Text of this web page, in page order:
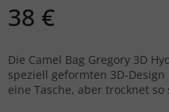
38 €
Die Camel Bag Gregory 3D
speziell geformten 3D-
eine Tasche, aber trocknet